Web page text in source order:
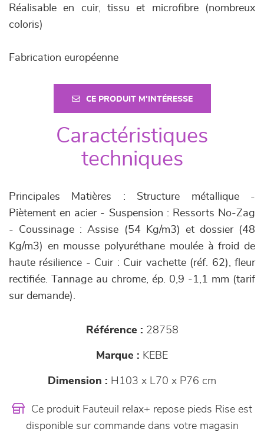
Réalisable en cuir, tissu et microfibre (nombreux
coloris)
Fabrication européenne
CE PRODUIT M'INTÉRESSE
Caractéristiques
techniques
Principales Matières : Structure métallique -
Piètement en acier - Suspension : Ressorts No-Zag
- Coussinage : Assise (54 Kg/m3) et dossier (48
Kg/m3) en mousse polyuréthane moulée à froid de
haute résilience - Cuir : Cuir vachette (réf. 62), fleur
rectifiée. Tannage au chrome, ép. 0,9 -1,1 mm (tarif
sur demande).
Référence : 28758
Marque : KEBE
Dimension : H103 x L70 x P76 cm
Ce produit Fauteuil relax+ repose pieds Rise est
disponible sur commande dans votre magasin